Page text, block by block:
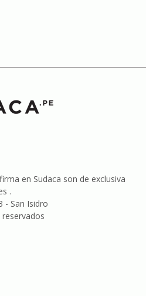
en Sudaca son de exclusiva
.
- San Isidro